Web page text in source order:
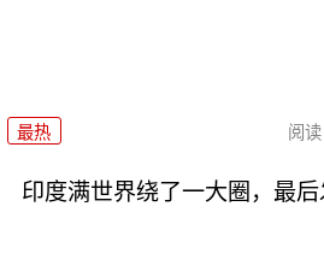
最热 阅读
印度满世界绕了一大圈，最后